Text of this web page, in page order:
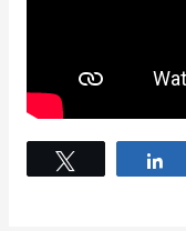
Tweetez